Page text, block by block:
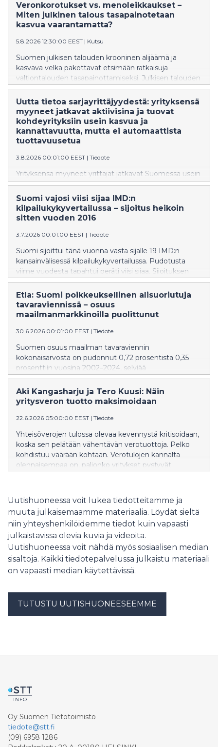
Veronkorotukset vs. menoleikkaukset –
Miten julkinen talous tasapainotetaan
kasvua vaarantamatta?
5.8.2026 12:30:00 EEST | Kutsu
Suomen julkisen talouden krooninen alijäämä ja
kasvava velka pakottavat etsimään ratkaisuja
valtiontalouden tasapainottamiseksi. Julkisen talouden
vakauttaminen on välttämätöntä, mutta miten
sopeutustoimet vaikuttavat Suomen talouskasvuun, ja
millä keinoilla vauriot minimoidaan?
Uutta tietoa sarjayrittäjyydestä: yrityksensä
myyneet jatkavat aktiivisina ja tuovat
kohdeyrityksiin usein kasvua ja
kannattavuutta, mutta ei automaattista
tuottavuusetua
3.8.2026 00:01:00 EEST | Tiedote
Yrityksensä myyneet yrittäjät jatkavat Suomessa usein
aktiivisissa omistus-, hallitus- ja johtotehtävissä toisissa
yrityksissä. Elinkeinoelämän tutkimuslaitoksen tuoreen
tutkimuksen mukaan omista yrityksistään
irtautuneiden yrittäjien henkilökohtaiset resurssit
suuremman mittakaavan. Kasvuvaikutukset eivät
työn tuottavuudeksi. Sarjayrittäjien ns.
yrittäjyyspääoma – eli varallisuus, osaaminen ja
verkostot – kanavoituu usein jo olemassa oleviin
Suomi vajosi viisi sijaa IMD:n
kilpailukykyvertailussa – sijoitus heikoin
sitten vuoden 2016
3.7.2026 00:01:00 EEST | Tiedote
Suomi sijoittui tänä vuonna vasta sijalle 19 IMD:n
kansainvälisessä kilpailukykyvertailussa. Pudotusta
viime vuodesta tapahtui peräti viisi sijaa. Sijoituksen
aleneminen on huomattavan suuri, ja Suomen sijoitus
on nyt vuosien 2013–2016 tasolla. Sijoitus heikkeni
vertailun kaikilla osa-alueilla, mutta eniten sijoitusta
painoi yritysten suorituskyky. Kärkipaikan vertailussa
kolmantena Sveitsi. Etla on IMD:n yhteistyökumppani
Suomessa.
Etla: Suomi poikkeuksellinen alisuoriutuja
tavaraviennissä – osuus
maailmanmarkkinoilla puolittunut
30.6.2026 00:01:00 EEST | Tiedote
Suomen osuus maailman tavaraviennin
kokonaisarvosta on pudonnut 0,72 prosentista 0,35
prosenttiin vuosina 2002–2024, selviää
Elinkeinoelämän tutkimuslaitoksen tutkimuksesta.
Toisin kuin useimmat muut vanhat teollisuusmaat,
Suomi ei ole onnistunut kompensoimaan
kannalta suotuisalla tuotevalikoimalla. Näiden
tekijöiden yhteisvaikutuksesta Suomen viennin
markkinaosuus on alentunut toiseksi eniten
tutkimuksessa vertailtujen 42 maan joukossa.
Aki Kangasharju ja Tero Kuusi: Näin
yritysveron tuotto maksimoidaan
22.6.2026 05:00:00 EEST | Tiedote
Yhteisöverojen tulossa olevaa kevennystä kritisoidaan,
koska sen pelätään vähentävän verotuottoja. Pelko
kohdistuu väärään kohtaan. Verotulojen kannalta
olennaisempaa on, paljonko yritykset pystyvät
pitäisi asettaa niin, että sillä maksimoidaan yritysten
voitontekokyky eikä staattisesti arvioitu verotulojen
määrä, kirjoittavat tuoreessa Etla-kolumnissa
toimitusjohtaja Aki Kangasharju ja tutkimusjohtaja Tero
Kuusi.
Uutishuoneessa voit lukea tiedotteitamme ja
muuta julkaisemaamme materiaalia. Löydät sieltä
niin yhteyshenkilöidemme tiedot kuin vapaasti
julkaistavissa olevia kuvia ja videoita.
Uutishuoneessa voit nähdä myös sosiaalisen median
sisältöjä. Kaikki tiedotepalvelussa julkaistu materiaali
on vapaasti median käytettävissä.
TUTUSTU UUTISHUONEESEEMME
Oy Suomen Tietotoimisto
tiedote@stt.fi
(09) 6958 1286